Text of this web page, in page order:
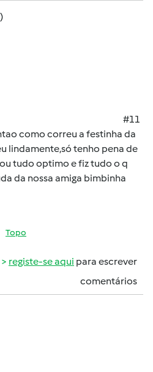
#11
como correu a festinha da
lindamente,só tenho pena de
tudo optimo e fiz tudo o q
da nossa amiga bimbinha
Topo
registe-se aqui para escrever
comentários